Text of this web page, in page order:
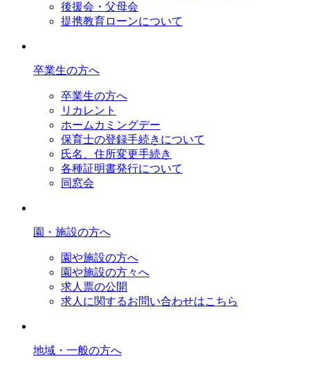
後援会・父母会
提携教育ローンについて
卒業生の方へ
卒業生の方へ
リカレント
ホームカミングデー
保育士の登録手続きについて
氏名、住所変更手続き
各種証明書発行について
同窓会
園・施設の方へ
園や施設の方へ
園や施設の方々へ
求人票の公開
求人に関するお問い合わせはこちら
地域・一般の方へ